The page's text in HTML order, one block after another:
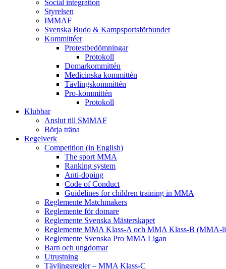
Social integration
Styrelsen
IMMAF
Svenska Budo & Kampsportsförbundet
Kommittéer
Protestbedömningar
Protokoll
Domarkommittén
Medicinska kommittén
Tävlingskommittén
Pro-kommittén
Protokoll
Klubbar
Anslut till SMMAF
Börja träna
Regelverk
Competition (in English)
The sport MMA
Ranking system
Anti-doping
Code of Conduct
Guidelines for children training in MMA
Reglemente Matchmakers
Reglemente för domare
Reglemente Svenska Mästerskapet
Reglemente MMA Klass-A och MMA Klass-B (MMA-
Reglemente Svenska Pro MMA Ligan
Barn och ungdomar
Utrustning
Tävlingsregler – MMA Klass-C